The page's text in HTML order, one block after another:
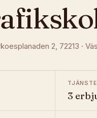
2, 72213 ·
3